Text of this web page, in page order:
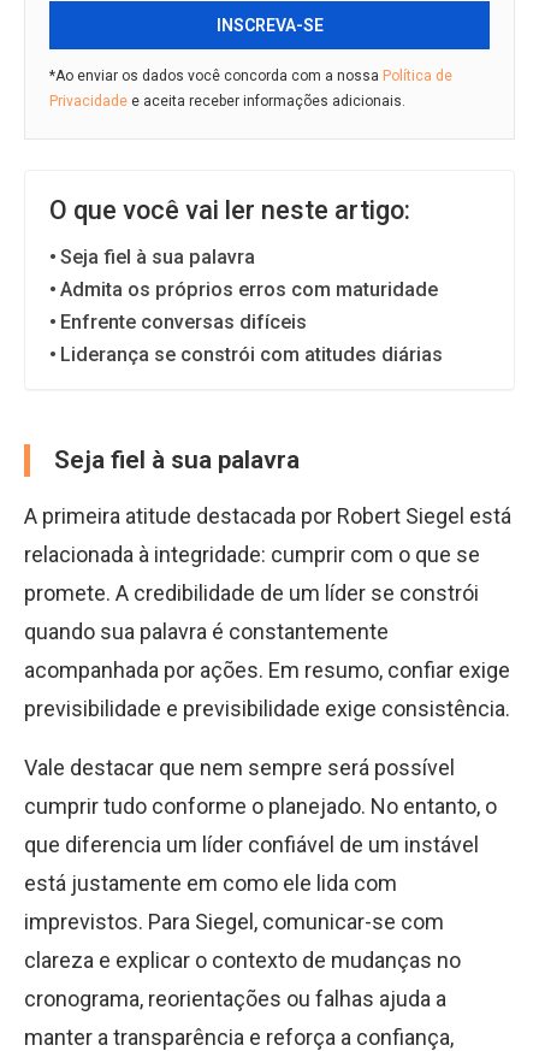
INSCREVA-SE
*Ao enviar os dados você concorda com a nossa Política de
Privacidade e aceita receber informações adicionais.
O que você vai ler neste artigo:
Seja fiel à sua palavra
Admita os próprios erros com maturidade
Enfrente conversas difíceis
Liderança se constrói com atitudes diárias
Seja fiel à sua palavra
A primeira atitude destacada por Robert Siegel está
relacionada à integridade: cumprir com o que se
promete. A credibilidade de um líder se constrói
quando sua palavra é constantemente
acompanhada por ações. Em resumo, confiar exige
previsibilidade e previsibilidade exige consistência.
Vale destacar que nem sempre será possível
cumprir tudo conforme o planejado. No entanto, o
que diferencia um líder confiável de um instável
está justamente em como ele lida com
imprevistos. Para Siegel, comunicar-se com
clareza e explicar o contexto de mudanças no
cronograma, reorientações ou falhas ajuda a
manter a transparência e reforça a confiança,